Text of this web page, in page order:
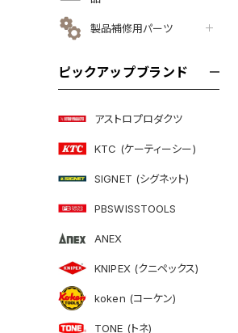
製品補修用パーツ
ピックアップブランド
アストロプロダクツ
KTC (ケーティーシー)
SIGNET (シグネット)
PBSWISSTOOLS
ANEX
KNIPEX (クニペックス)
koken (コーケン)
TONE (トネ)